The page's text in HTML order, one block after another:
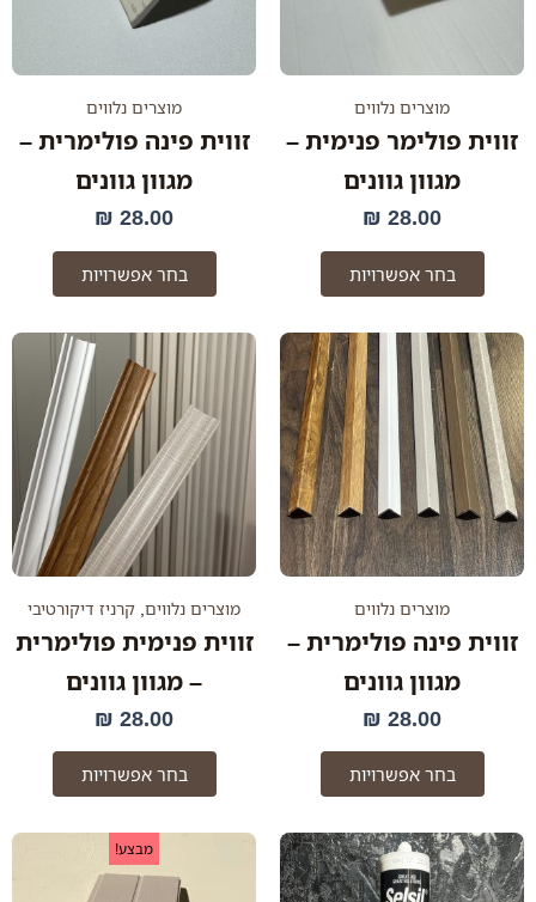
מוצרים נלווים
זווית פולימר פנימית –
מגוון גוונים
28.00
₪
בחר אפשרויות
האפשרויות
המוצר
מוצרים נלווים
זווית פינה פולימרית –
מגוון גוונים
28.00
₪
בחר אפשרויות
המוצר
מוצרים נלווים
זווית פינה פולימרית –
מגוון גוונים
28.00
₪
בחר אפשרויות
למוצר
זה
יש
מספר
סוגים.
ניתן
לבחור
את
האפשרויות
המוצר
מוצרים נלווים קרניז דיקורטיבי
זווית פנימית פולימרית
– מגוון גוונים
28.00
₪
בחר אפשרויות
למוצר
יש
מספר
סוגים.
ניתן
לבחור
את
בעמוד
המוצר
מבצע!המחיר
המקורי